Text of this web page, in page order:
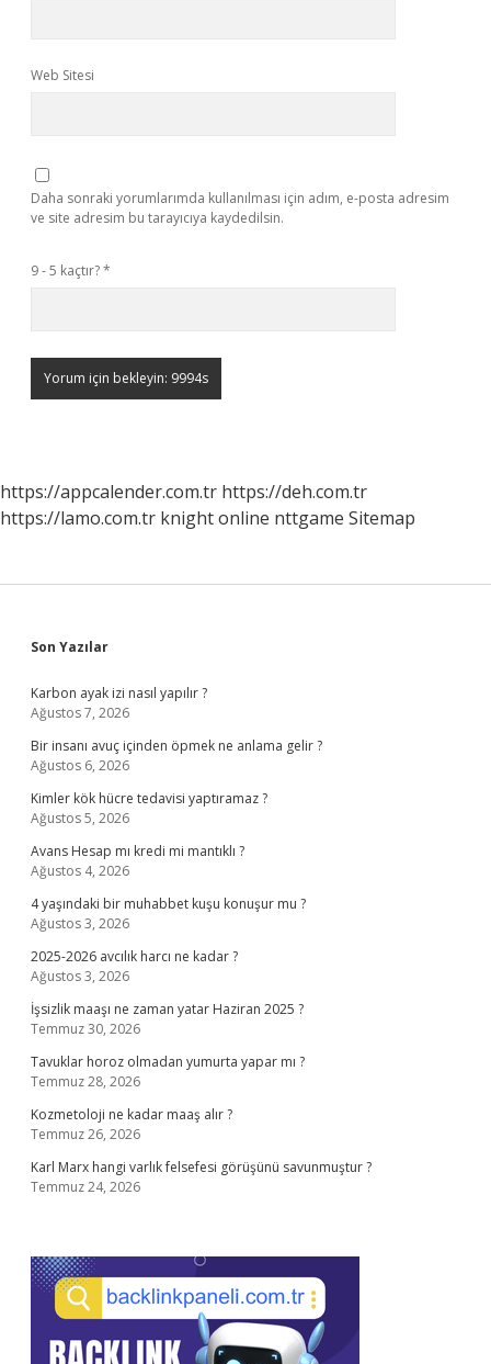
Web Sitesi
Daha sonraki yorumlarımda kullanılması için adım, e-posta adresim
ve site adresim bu tarayıcıya kaydedilsin.
9 - 5 kaçtır?*
https://appcalender.com.tr https://deh.com.tr
https://lamo.com.tr knight online nttgame Sitemap
Sidebar
Son Yazılar
Karbon ayak izi nasıl yapılır ?
Ağustos 7, 2026
Bir insanı avuç içinden öpmek ne anlama gelir ?
Ağustos 6, 2026
Kimler kök hücre tedavisi yaptıramaz ?
Ağustos 5, 2026
Avans Hesap mı kredi mi mantıklı ?
Ağustos 4, 2026
4 yaşındaki bir muhabbet kuşu konuşur mu ?
Ağustos 3, 2026
2025-2026 avcılık harcı ne kadar ?
Ağustos 3, 2026
İşsizlik maaşı ne zaman yatar Haziran 2025 ?
Temmuz 30, 2026
Tavuklar horoz olmadan yumurta yapar mı ?
Temmuz 28, 2026
Kozmetoloji ne kadar maaş alır ?
Temmuz 26, 2026
Karl Marx hangi varlık felsefesi görüşünü savunmuştur ?
Temmuz 24, 2026